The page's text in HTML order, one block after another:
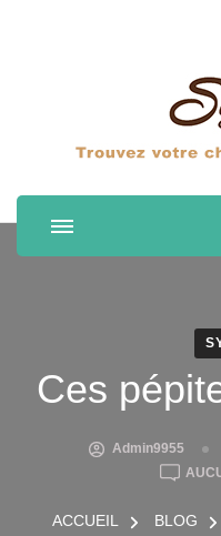
Ces
Admin9955
ACCUEIL BLOG